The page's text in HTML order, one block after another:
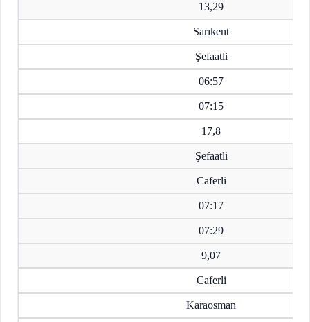
13,29
Sarıkent
Şefaatli
06:57
07:15
17,8
Şefaatli
Caferli
07:17
07:29
9,07
Caferli
Karaosman